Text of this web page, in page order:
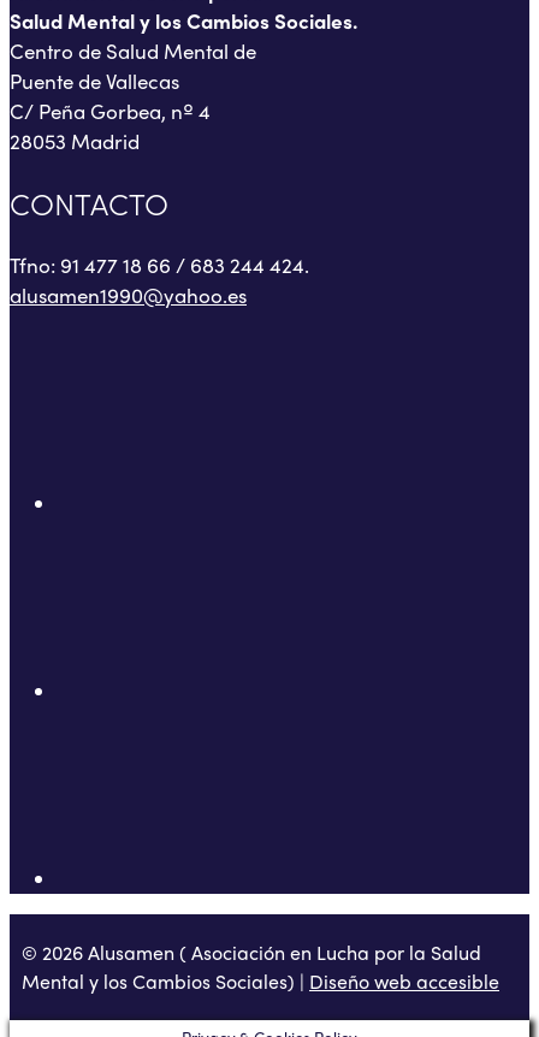
Salud Mental y los Cambios Sociales.
Centro de Salud Mental de
Puente de Vallecas
C/ Peña Gorbea, nº 4
28053 Madrid
CONTACTO
Tfno: 91 477 18 66 / 683 244 424.
alusamen1990@yahoo.es
© 2026 Alusamen ( Asociación en Lucha por la Salud
Mental y los Cambios Sociales) | Diseño web accesible